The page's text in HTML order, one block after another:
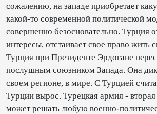
сожалению, на западе приобретает
какой-то современной политической
совершенно безосновательно. Турция
интересы, отстаивает свое право жить
Турция при Президенте Эрдогане
послушным союзником Запада. Она
своем регионе, в мире. С Турцией
Турции вырос. Турецкая армия -
может решать любую военно-